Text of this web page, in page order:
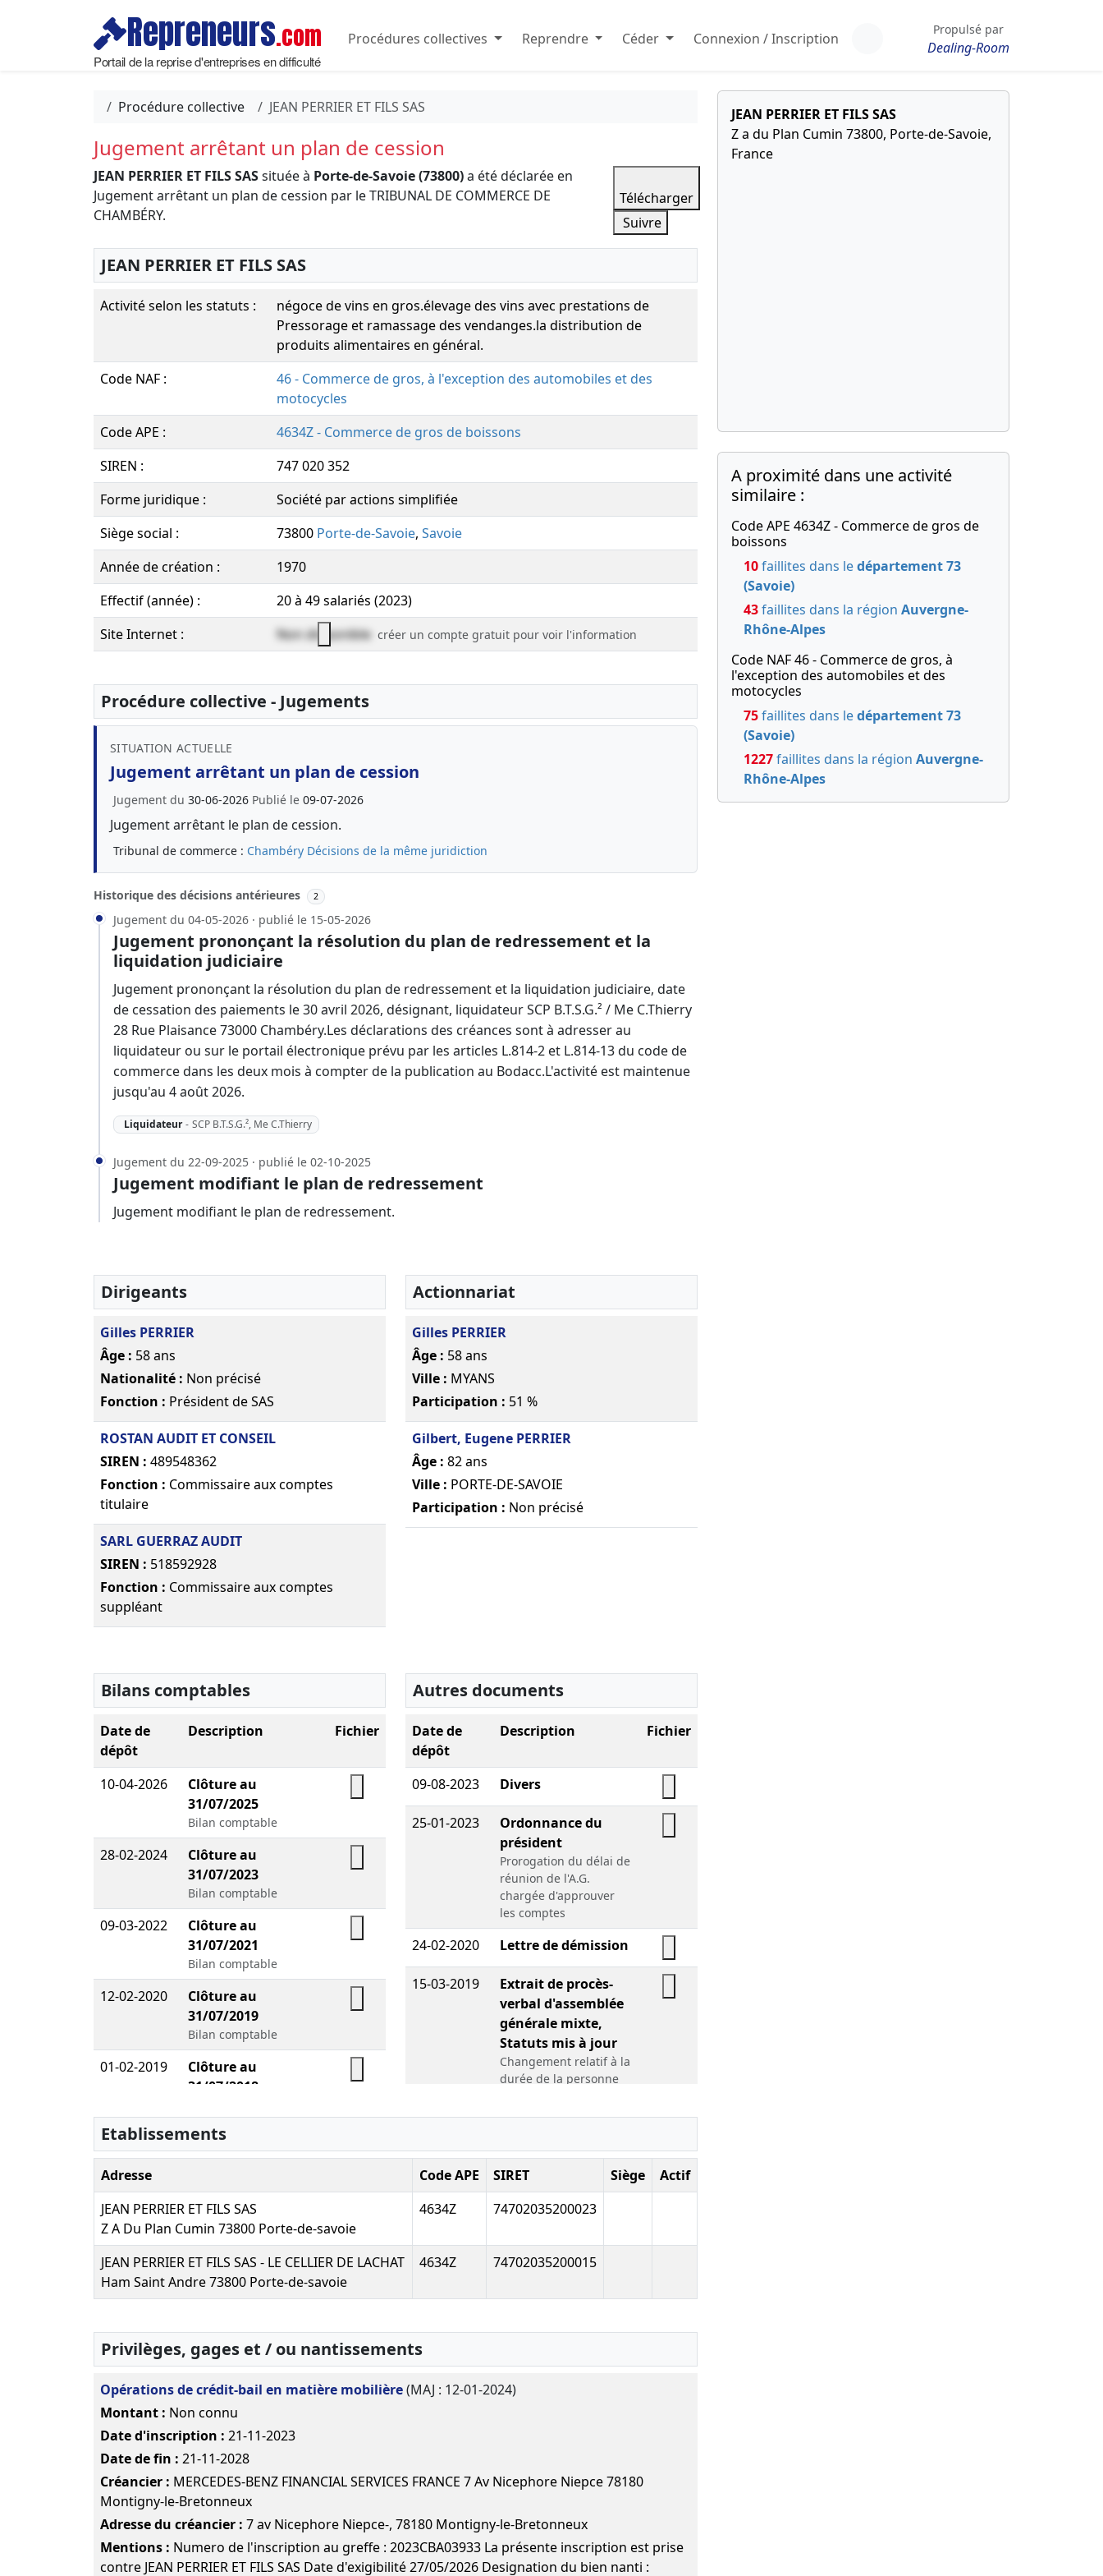
Repreneurs.com
Portail de la reprise d'entreprises en difficulté
Procédures collectives Reprendre Céder Connexion / Inscription
Propulsé par
Dealing-Room
Procédure collective JEAN PERRIER ET FILS SAS
Jugement arrêtant un plan de cession
JEAN PERRIER ET FILS SASsituée à Porte-de-Savoie (73800)a été déclarée en
Jugement arrêtant un plan de cession par le TRIBUNAL DE COMMERCE DE
CHAMBÉRY.
Télécharger
Suivre
JEAN PERRIER ET FILS SAS
Activité selon les statuts :
négoce de vins en gros.élevage des vins avec prestations de
Pressorage et ramassage des vendanges.la distribution de
produits alimentaires en général.
Code NAF :
46 - Commerce de gros, à l'exception des automobiles et des
motocycles
Code APE :
4634Z - Commerce de gros de boissons
SIREN :
747 020 352
Forme juridique :
Société par actions simplifiée
Siège social :
73800 Porte-de-Savoie, Savoie
Année de création :
1970
Effectif (année) :
20 à 49 salariés (2023)
Site Internet :
Non disponible créer un compte gratuit pour voir l'information
Procédure collective - Jugements
SITUATION ACTUELLE
Jugement arrêtant un plan de cession
Jugement du 30-06-2026 Publié le 09-07-2026
Jugement arrêtant le plan de cession.
Tribunal de commerce : Chambéry Décisions de la même juridiction
Historique des décisions antérieures 2
Jugement du 04-05-2026 · publié le 15-05-2026
Jugement prononçant la résolution du plan de redressement et la
liquidation judiciaire
Jugement prononçant la résolution du plan de redressement et la liquidation judiciaire, date
de cessation des paiements le 30 avril 2026, désignant, liquidateur SCP B.T.S.G.² / Me C.Thierry
28 Rue Plaisance 73000 Chambéry.Les déclarations des créances sont à adresser au
liquidateur ou sur le portail électronique prévu par les articles L.814-2 et L.814-13 du code de
commerce dans les deux mois à compter de la publication au Bodacc.L'activité est maintenue
jusqu'au 4 août 2026.
Liquidateur - SCP B.T.S.G.², Me C.Thierry
Jugement du 22-09-2025 · publié le 02-10-2025
Jugement modifiant le plan de redressement
Jugement modifiant le plan de redressement.
Dirigeants
Gilles PERRIER
Âge : 58 ans
Nationalité : Non précisé
Fonction : Président de SAS
ROSTAN AUDIT ET CONSEIL
SIREN : 489548362
Fonction : Commissaire aux comptes
titulaire
SARL GUERRAZ AUDIT
SIREN : 518592928
Fonction : Commissaire aux comptes
suppléant
Actionnariat
Gilles PERRIER
Âge : 58 ans
Ville : MYANS
Participation : 51 %
Gilbert, Eugene PERRIER
Âge : 82 ans
Ville : PORTE-DE-SAVOIE
Participation : Non précisé
Bilans comptables
Date de
dépôt
Description Fichier
10-04-2026
Clôture au
31/07/2025
Bilan comptable
Télécharger le PDF
28-02-2024
Clôture au
31/07/2023
Bilan comptable
09-03-2022
Clôture au
31/07/2021
Bilan comptable
Télécharger le PDF
12-02-2020
Clôture au
31/07/2019
Bilan comptable
01-02-2019
Clôture au
31/07/2018
12-02-2018
Clôture au
31/07/2017
Télécharger le PDF
02-02-2017
Clôture au
31/07/2016
Bilan comptable
Télécharger le PDF
Autres documents
Date de
dépôt
Description Fichier
09-08-2023
Divers
Télécharger le PDF
25-01-2023
Ordonnance du
président
Prorogation du délai de
réunion de l'A.G.
chargée d'approuver
les comptes
24-02-2020
Lettre de démission
Télécharger le PDF
15-03-2019
Extrait de procès-
verbal d'assemblée
générale mixte,
Statuts mis à jour
Changement relatif à la
durée de la personne
statutaire(s) ,
générale ordinaire
Changement de
Télécharger le PDF
31-05-2012
Procès-verbal
extraordinaire,
conseil
d'administration,
Augmentation du
Modification(s)
statutaire(s) , Décision
d'augmentation ,
Etablissements
Adresse Code APE SIRET Siège
Actif
JEAN PERRIER ET FILS SAS
Z A Du Plan Cumin 73800 Porte-de-savoie
4634Z 74702035200023
JEAN PERRIER ET FILS SAS - LE CELLIER DE LACHAT
Ham Saint Andre 73800 Porte-de-savoie
4634Z 74702035200015
Privilèges, gages et / ou nantissements
Opérations de crédit-bail en matière mobilière(MAJ : 12-01-2024)
Montant : Non connu
Date d'inscription : 21-11-2023
Date de fin : 21-11-2028
Créancier : MERCEDES-BENZ FINANCIAL SERVICES FRANCE 7 Av Nicephore Niepce 78180
Montigny-le-Bretonneux
Adresse du créancier : 7 av Nicephore Niepce-, 78180 Montigny-le-Bretonneux
Mentions : Numero de l'inscription au greffe : 2023CBA03933 La présente inscription est prise
contre JEAN PERRIER ET FILS SAS Date d'exigibilité 27/05/2026 Designation du bien nanti :
JEAN PERRIER ET FILS SAS
Z a du Plan Cumin 73800, Porte-de-Savoie,
France
A proximité dans une activité
similaire :
Code APE 4634Z - Commerce de gros de
boissons
10faillites dans ledépartement 73
(Savoie)
43faillites dans la région Auvergne-
Rhône-Alpes
Code NAF 46 - Commerce de gros, à
l'exception des automobiles et des
motocycles
75faillites dans ledépartement 73
(Savoie)
1227faillites dans la région Auvergne-
Rhône-Alpes